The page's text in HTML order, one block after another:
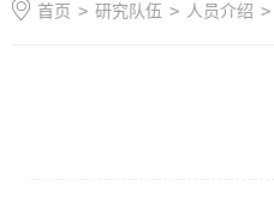
首页 > 研究队伍 > 人员介绍 >